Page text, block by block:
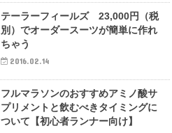
テーラーフィールズ 23,000円（税
別）でオーダースーツが簡単に作れ
ちゃう
2016.02.14
フルマラソンのおすすめアミノ酸サ
プリメントと飲むべきタイミングに
ついて【初心者ランナー向け】